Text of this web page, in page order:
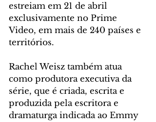
estreiam em 21 de abril
exclusivamente no Prime
Video, em mais de 240 países e
territórios.
Rachel Weisz também atua
como produtora executiva da
série, que é criada, escrita e
produzida pela escritora e
dramaturga indicada ao Emmy